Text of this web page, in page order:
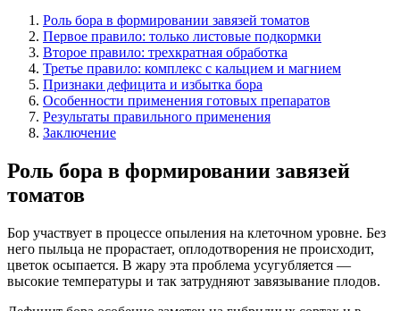
Роль бора в формировании завязей томатов
Первое правило: только листовые подкормки
Второе правило: трехкратная обработка
Третье правило: комплекс с кальцием и магнием
Признаки дефицита и избытка бора
Особенности применения готовых препаратов
Результаты правильного применения
Заключение
Роль бора в формировании завязей
томатов
Бор участвует в процессе опыления на клеточном уровне. Без
него пыльца не прорастает, оплодотворения не происходит,
цветок осыпается. В жару эта проблема усугубляется —
высокие температуры и так затрудняют завязывание плодов.